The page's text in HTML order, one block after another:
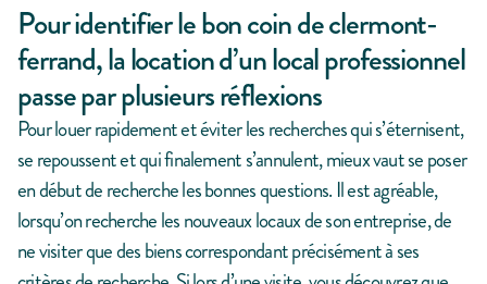
Pour identifier le bon coin de clermont-
ferrand, la location d’un local professionnel
passe par plusieurs réflexions​
Pour louer rapidement et éviter les recherches qui s’éternisent,
se repoussent et qui finalement s’annulent, mieux vaut se poser
en début de recherche les bonnes questions. Il est agréable,
lorsqu’on recherche les nouveaux locaux de son entreprise, de
ne visiter que des biens correspondant précisément à ses